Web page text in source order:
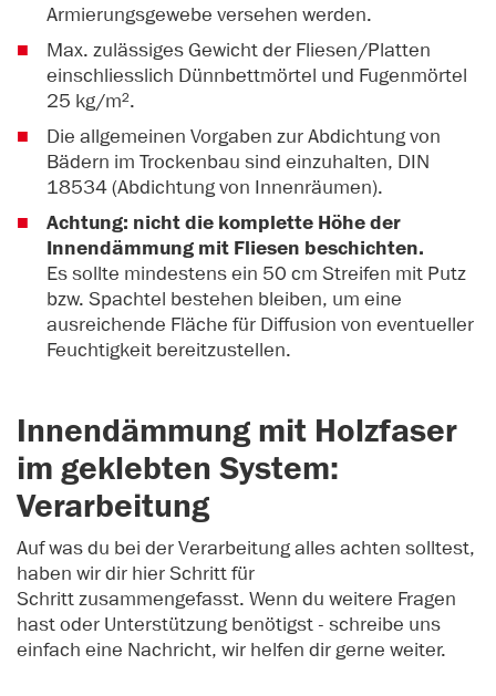
Armierungsgewebe versehen werden.
Max. zulässiges Gewicht der Fliesen/Platten
einschliesslich Dünnbettmörtel und Fugenmörtel
25 kg/m².
Die allgemeinen Vorgaben zur Abdichtung von
Bädern im Trockenbau sind einzuhalten, DIN
18534 (Abdichtung von Innenräumen).
Achtung: nicht die komplette Höhe der
Innendämmung mit Fliesen beschichten.
Es sollte mindestens ein 50 cm Streifen mit Putz
bzw. Spachtel bestehen bleiben, um eine
ausreichende Fläche für Diffusion von eventueller
Feuchtigkeit bereitzustellen.
Innendämmung mit Holzfaser
im geklebten System:
Verarbeitung
Auf was du bei der Verarbeitung alles achten solltest,
haben wir dir hier Schritt für
Schritt zusammengefasst. Wenn du weitere Fragen
hast oder Unterstützung benötigst - schreibe uns
einfach eine Nachricht, wir helfen dir gerne weiter.